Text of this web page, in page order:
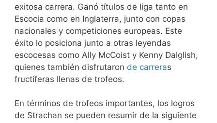
exitosa carrera. Ganó títulos de liga tanto en
Escocia como en Inglaterra, junto con copas
nacionales y competiciones europeas. Este
éxito lo posiciona junto a otras leyendas
escocesas como Ally McCoist y Kenny Dalglish,
quienes también disfrutaron de carreras
fructíferas llenas de trofeos.
En términos de trofeos importantes, los logros
de Strachan se pueden resumir de la siguiente